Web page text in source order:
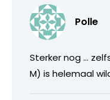
Polle
Sterker nog …
M) is helemaal